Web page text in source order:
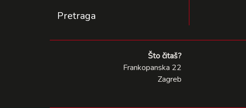
Pretraga
Što čitaš?
Frankopanska 22
Zagreb